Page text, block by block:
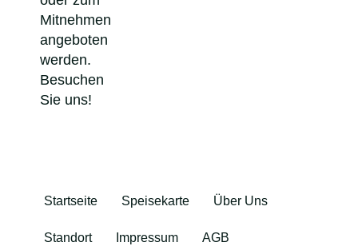
Mitnehmen
angeboten
werden.
Besuchen
Sie uns!
Startseite Speisekarte Über Uns
Standort Impressum AGB